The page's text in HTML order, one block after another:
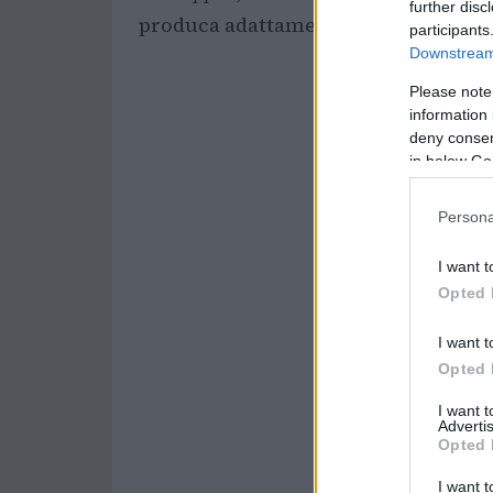
further
Please
information
deny
in below
I want
Opted
I want
Opted
I want
Opted
I want
produca adattamenti strutturali e